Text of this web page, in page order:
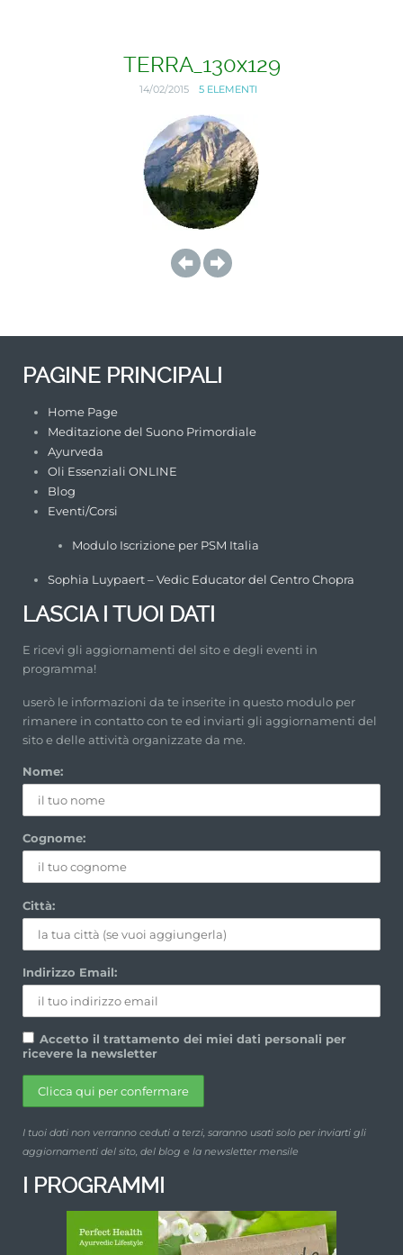
TERRA_130x129
14/02/2015 5 ELEMENTI
PAGINE PRINCIPALI
Home Page
Meditazione del Suono Primordiale
Ayurveda
Oli Essenziali ONLINE
Blog
Eventi/Corsi
Modulo Iscrizione per PSM Italia
Sophia Luypaert – Vedic Educator del Centro Chopra
LASCIA I TUOI DATI
E ricevi gli aggiornamenti del sito e degli eventi in
programma!
userò le informazioni da te inserite in questo modulo per
rimanere in contatto con te ed inviarti gli aggiornamenti del
sito e delle attività organizzate da me.
Nome:
Cognome:
Città:
Indirizzo Email:
Accetto il trattamento dei miei dati personali per
ricevere la newsletter
I tuoi dati non verranno ceduti a terzi, saranno usati solo per inviarti gli
aggiornamenti del sito, del blog e la newsletter mensile
I PROGRAMMI